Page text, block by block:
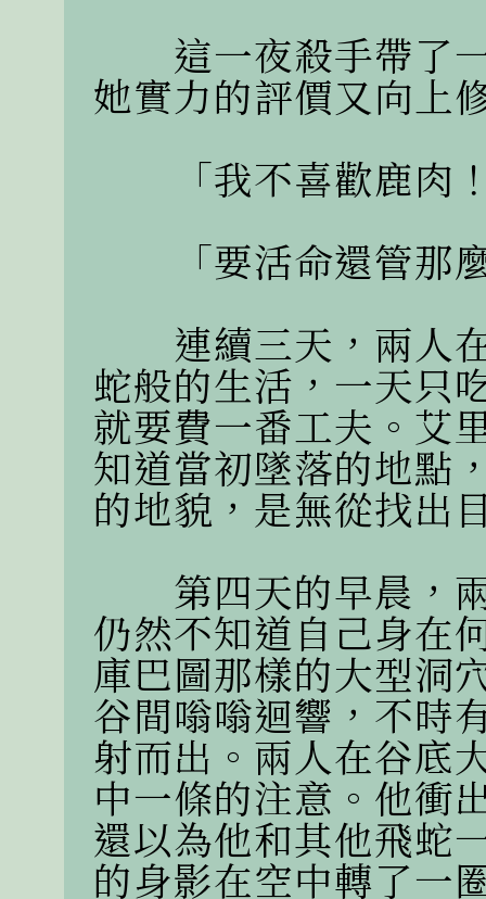
這一夜殺手帶了一
她實力的評價又向上
「我不喜歡鹿肉！
「要活命還管那
連續三天，兩人在
蛇般的生活，一天只
就要費一番工夫。艾
知道當初墜落的地點
的地貌，是無從找出
第四天的早晨，兩
仍然不知道自己身在
庫巴圖那樣的大型洞
谷間嗡嗡迴響，不時
射而出。兩人在谷底
中一條的注意。他衝
還以為他和其他飛蛇
的身影在空中轉了一